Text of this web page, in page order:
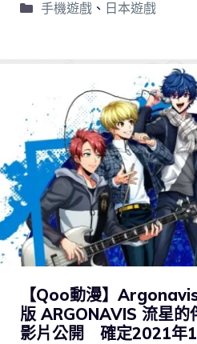
手機遊戲、 日本遊戲
【Qoo動漫】
版 ARGONAVIS 流星的
影片公開 確定2021年